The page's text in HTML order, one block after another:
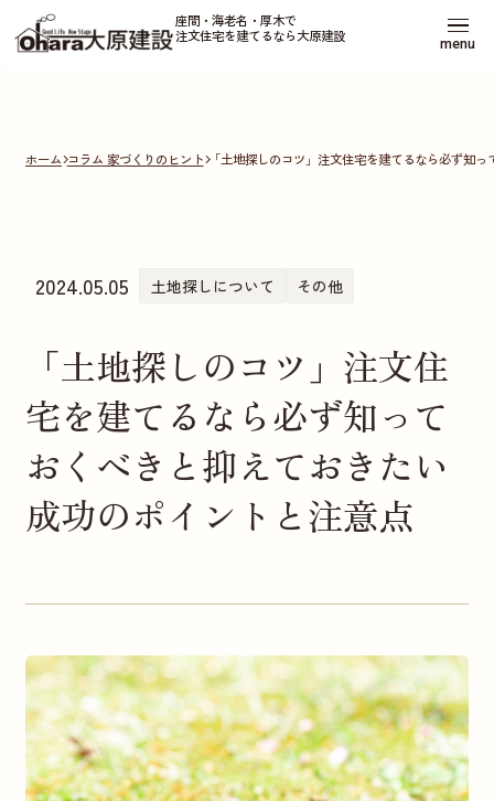
座間・海老名・厚木で
注文住宅を建てるなら大原建設
menu
ホーム コラム 家づくりのヒント 「土地探しのコツ」注文住宅を建てるなら必ず知
2024.05.05 土地探しについて その他
「土地探しのコツ」注文住
宅を建てるなら必ず知って
おくべきと抑えておきたい
成功のポイントと注意点